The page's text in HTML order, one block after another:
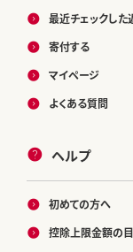
最近チェックした
寄付する
マイページ
よくある質問
ヘルプ
初めての方へ
控除上限金額の